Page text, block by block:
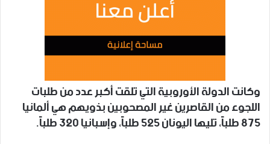
وكانت الدولة الأوروبية التي تلقت أكبر عدد من طلبات
اللجوء من القاصرين غير المصحوبين بذويهم هي ألمانيا
875 طلباً، تليها اليونان 525 طلباً، وإسبانيا 320 طلباً.